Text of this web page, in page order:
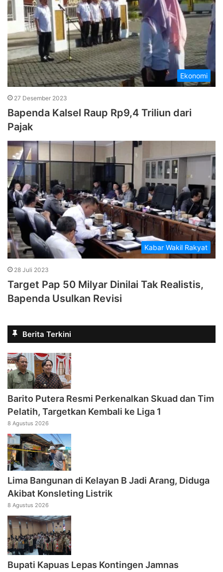
Ekonomi
27 Desember 2023
Bapenda Kalsel Raup Rp9,4 Triliun dari
Pajak
Kabar Wakil Rakyat
28 Juli 2023
Target Pap 50 Milyar Dinilai Tak Realistis,
Bapenda Usulkan Revisi
Berita Terkini
Barito Putera Resmi Perkenalkan Skuad dan Tim
Pelatih, Targetkan Kembali ke Liga 1
8 Agustus 2026
Lima Bangunan di Kelayan B Jadi Arang, Diduga
Akibat Konsleting Listrik
8 Agustus 2026
Bupati Kapuas Lepas Kontingen Jamnas